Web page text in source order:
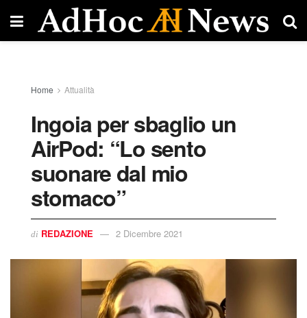
Home Attualità
Ingoia per sbaglio un
AirPod: “Lo sento
suonare dal mio
stomaco”
di REDAZIONE 2 Dicembre 2021